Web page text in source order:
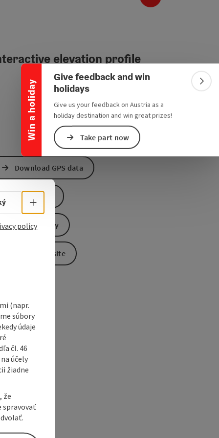
Win a holiday
Collapse banner
Give feedback and win
holidays
Give us your feedback on Austria as a
holiday destination and win great prizes!
Take part now
MapsMaps
elevation profile
Download GPS data
Create PDF
Send inquiry
To the website
Select language - Open menu
policy
(napr.
súbory
údaje
čl. 46
účely
žiadne
že
spravovať